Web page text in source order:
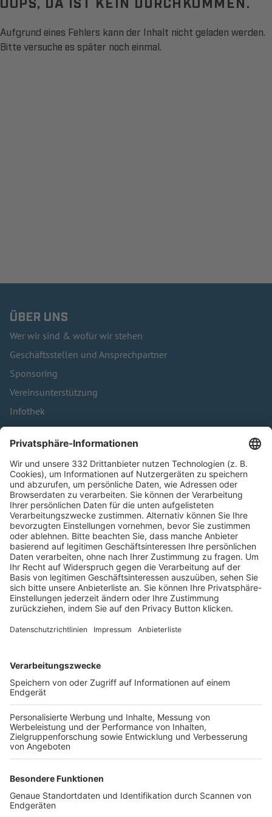
Aufgrund eines Fehlers kann der Inhalt nicht geladen werden.
Bitte versuche es später noch einmal.
ÜBER UNS
Wer wir sind & wofür wir stehen
Geschäftsstellen und Ansprechpartner
Sponsoring
Vereinsunterstützung
Infothek
Kontakt
HÄUFIG BESUCHTE SEITEN
Pässe und Vereinswechsel
Trainerausbildung
Schulungsangebot Vereinsmitarbeiter
BFV-Geschäftsstellen
Trainerbörse
Login SpielPlus
FOLGE DEM BFV
TOP-VEREINE
TOP-PARTNER